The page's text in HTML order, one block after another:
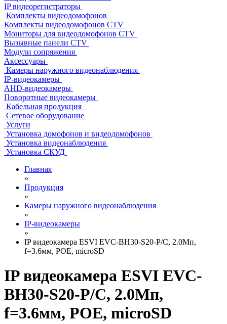
IP видеорегистраторы
Комплекты видеодомофонов
Комплекты видеодомофонов CTV
Мониторы для видеодомофонов CTV
Вызывные панели CTV
Модули сопряжения
Аксессуары
Камеры наружного видеонаблюдения
IP-видеокамеры
AHD-видеокамеры
Поворотные видеокамеры
Кабельная продукция
Сетевое оборудование
Услуги
Установка домофонов и видеодомофонов
Установка видеонаблюдения
Установка СКУД
Главная
»
Продукция
»
Камеры наружного видеонаблюдения
»
IP-видеокамеры
»
IP видеокамера ESVI EVC-BH30-S20-P/C, 2.0Мп,
f=3.6мм, POE, microSD
IP видеокамера ESVI EVC-
BH30-S20-P/C, 2.0Мп,
f=3.6мм, POE, microSD